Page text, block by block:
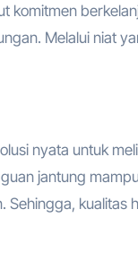
komitmen
Melalui niat
nyata untuk
jantung
Sehingga,